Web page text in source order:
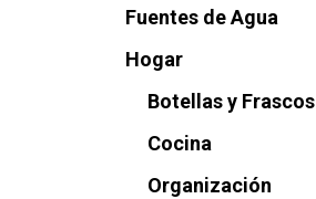
Fuentes de Agua
Hogar
Botellas y Frascos
Cocina
Organización